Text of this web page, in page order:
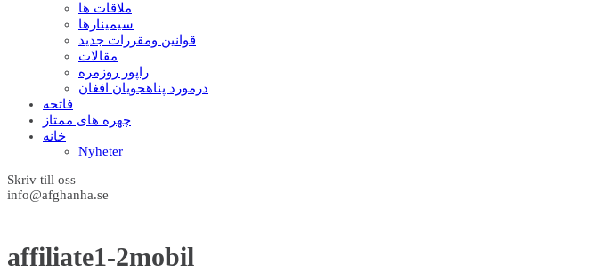
ملاقات ها
سيمينارها
قوانين ومقررات جديد
مقالات
راپور روزمره
درمورد پناهجويان افغان
فاتحه
چهره های ممتاز
خانه
Nyheter
Skriv till oss
info@afghanha.se
affiliate1-2mobil